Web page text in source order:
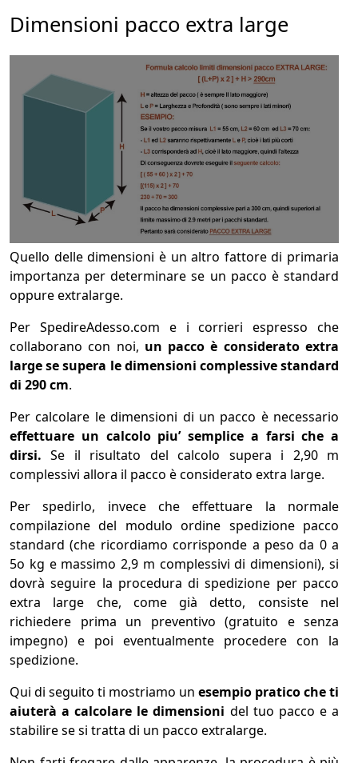
Dimensioni pacco extra large
Quello delle dimensioni è un altro fattore di primaria
importanza per determinare se un pacco è standard
oppure extralarge.
Per SpedireAdesso.com e i corrieri espresso che
collaborano con noi, un pacco è considerato extra
large se supera le dimensioni complessive standard
di 290 cm.
Per calcolare le dimensioni di un pacco è necessario
effettuare un calcolo piu’ semplice a farsi che a
dirsi.Se il risultato del calcolo supera i 2,90 m
complessivi allora il pacco è considerato extra large.
Per spedirlo, invece che effettuare la normale
compilazione del modulo ordine spedizione pacco
standard (che ricordiamo corrisponde a peso da 0 a
5o kg e massimo 2,9 m complessivi di dimensioni), si
dovrà seguire la procedura di spedizione per pacco
extra large che, come già detto, consiste nel
richiedere prima un preventivo (gratuito e senza
impegno) e poi eventualmente procedere con la
spedizione.
Qui di seguito ti mostriamo un esempio pratico che ti
aiuterà a calcolare le dimensioni del tuo pacco e a
stabilire se si tratta di un pacco extralarge.